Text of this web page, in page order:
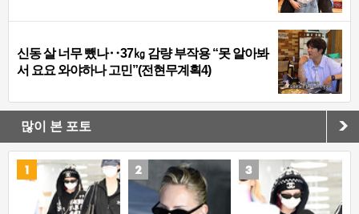
신동 살 너무 뺐나‥37㎏ 감량 부작용 “못 알아봐
서 요요 와야하나 고민”(전현무계획4)
많이 본 포토